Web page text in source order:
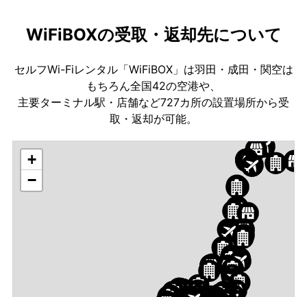
WiFiBOXの受取・返却先について
セルフWi-Fiレンタル「WiFiBOX」は羽田・成田・関空は
もちろん全国42の空港や、
主要ターミナル駅・店舗など727カ所の設置場所から受
取・返却が可能。
+
−